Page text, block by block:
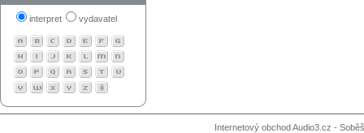
interpret vydavatel
Internetový obchod Audio3.cz -